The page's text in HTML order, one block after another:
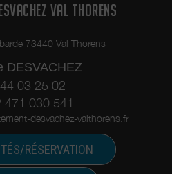
VAL THORENS
73440 Val Thorens
DESVACHEZ
03 25 02
471 030 541
desvachez-valthorens.fr
RÉSERVATION